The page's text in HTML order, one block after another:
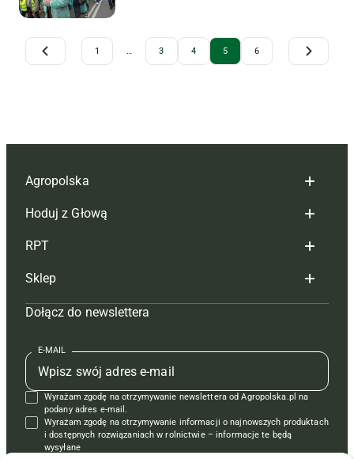
Archive Pagination
1 … 3 4 5 6
Agropolska
Redakcja
Reklama
Tagi
Mapa serwisu
Kontakt
Regulamin
Polityka prywatności
Hoduj z Głową
Hoduj z głową bydło
Hoduj z głową świnie
Prenumerata
Redakcja
Kontakt
Reklama
RPT
Redakcja
Prenumerata
Reklama
Kontakt
Krzyżówki
Sklep
Czasopisma i prenumerata
Książki
Regulamin
Dołącz do newslettera
E-MAIL
Wyrażam zgodę na otrzymywanie newslettera od Agropolska.pl na
podany adres e-mail.
Wyrażam zgodę na otrzymywanie informacji o najnowszych produktach
i dostępnych rozwiązaniach w rolnictwie – informacje te będą
wysyłane